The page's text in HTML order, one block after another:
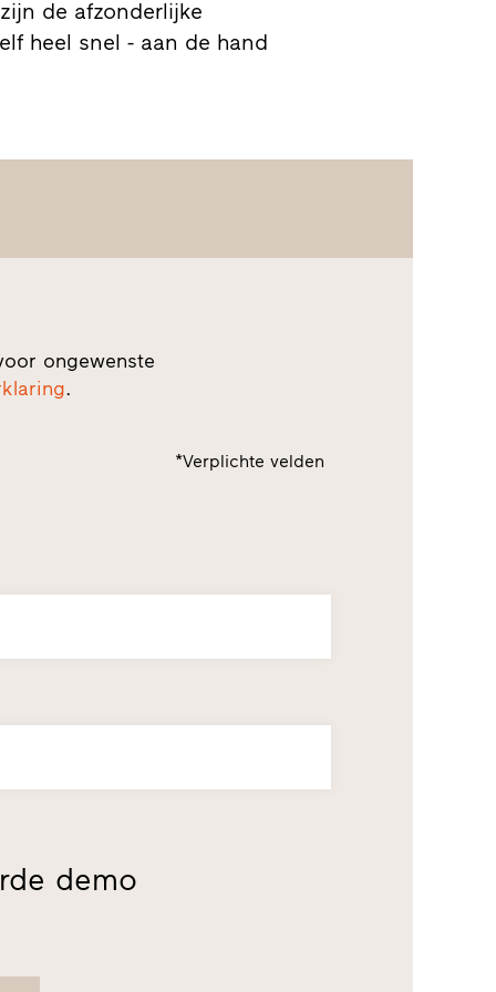
de afzonderlijke
heel snel - aan de hand
ongewenste
.
*Verplichte velden
demo